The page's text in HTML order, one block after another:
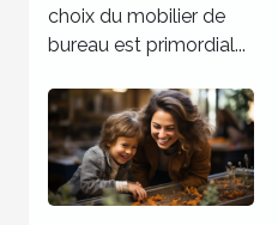
choix du mobilier de
bureau est primordial...